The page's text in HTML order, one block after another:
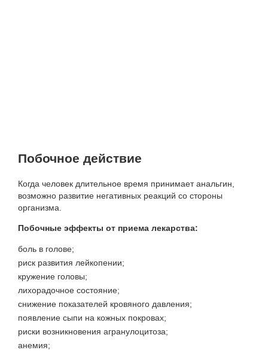
Побочное действие
Когда человек длительное время принимает анальгин,
возможно развитие негативных реакций со стороны
организма.
Побочные эффекты от приема лекарства:
боль в голове;
риск развития лейкопении;
кружение головы;
лихорадочное состояние;
снижение показателей кровяного давления;
появление сыпи на кожных покровах;
риски возникновения агранулоцитоза;
анемия;